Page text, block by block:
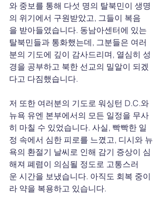
와 중보를 통해 다섯 명의 탈북민이 생명
의 위기에서 구원받았고, 그들이 복음
을 받아들였습니다. 동남아센터에 있는
탈북민들과 통화했는데, 그분들은 여러
분의 기도에 깊이 감사드리며, 열심히 성
경을 공부하고 북한 선교의 밀알이 되겠
다고 다짐했습니다.
저 또한 여러분의 기도로 워싱턴 D.C.와
뉴욕 유엔 본부에서의 모든 일정을 무사
히 마칠 수 있었습니다. 사실, 빡빡한 일
정 속에서 심한 피로를 느꼈고, 디시와 뉴
욕의 환절기 날씨로 인해 감기 증상이 심
해져 폐렴이 의심될 정도로 고통스러
운 시간을 보냈습니다. 아직도 회복 중이
라 약을 복용하고 있습니다.